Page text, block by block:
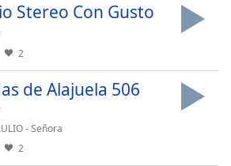
Stereo Con Gusto
2
de Alajuela 506
- Señora
2